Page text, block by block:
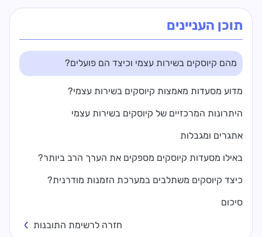
תוכן העניינים
מהם קיוסקים בשירות עצמי וכיצד הם פועלים?
מדוע מסעדות מאמצות קיוסקים בשירות עצמי?
היתרונות המרכזיים של קיוסקים בשירות עצמי
אתגרים ומגבלות
באילו מסעדות קיוסקים מספקים את הערך הרב ביותר?
כיצד קיוסקים משתלבים במערכת הזמנות מודרנית?
סיכום
חזרה לרשימת התובנות